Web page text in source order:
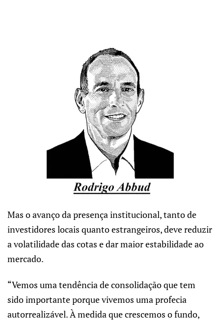
Mas o avanço da presença institucional, tanto de
investidores locais quanto estrangeiros, deve reduzir
a volatilidade das cotas e dar maior estabilidade ao
mercado.
“Vemos uma tendência de consolidação que tem
sido importante porque vivemos uma profecia
autorrealizável. À medida que crescemos o fundo,